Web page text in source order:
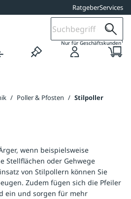
RatgeberServices
Nur für Geschäftskunden1
/ Poller & Pfosten / Stilpoller
wenn beispielsweise
Stellflächen oder Gehwege
von Stilpollern können Sie
Zudem fügen sich die Pfeiler
ein und sorgen für mehr